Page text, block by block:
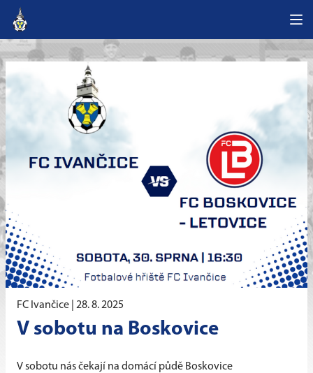
FC Ivančice | 28. 8. 2025
V sobotu na Boskovice
V sobotu nás čekají na domácí půdě Boskovice